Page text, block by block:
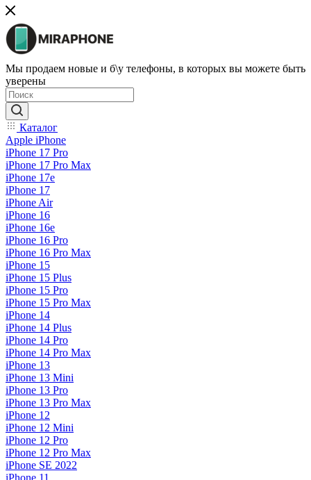
Мы продаем новые и б\у телефоны, в которых вы можете быть
уверены
Каталог
Apple iPhone
iPhone 17 Pro
iPhone 17 Pro Max
iPhone 17e
iPhone 17
iPhone Air
iPhone 16
iPhone 16e
iPhone 16 Pro
iPhone 16 Pro Max
iPhone 15
iPhone 15 Plus
iPhone 15 Pro
iPhone 15 Pro Max
iPhone 14
iPhone 14 Plus
iPhone 14 Pro
iPhone 14 Pro Max
iPhone 13
iPhone 13 Mini
iPhone 13 Pro
iPhone 13 Pro Max
iPhone 12
iPhone 12 Mini
iPhone 12 Pro
iPhone 12 Pro Max
iPhone SE 2022
iPhone 11